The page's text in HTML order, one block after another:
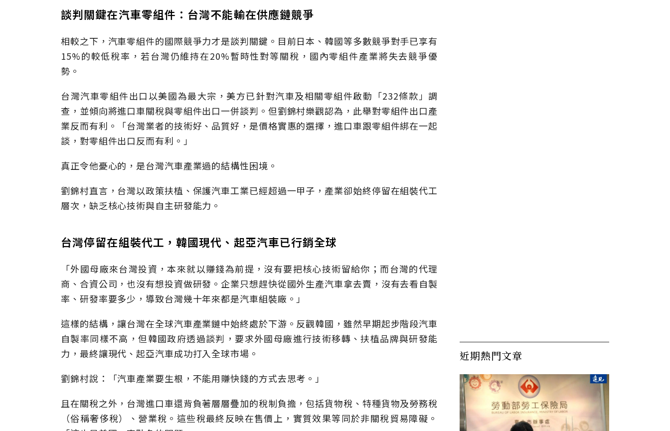
談判關鍵在汽車零組件：台灣不能輸在供應鏈競爭
相較之下，汽車零組件的國際競爭力才是談判關鍵。目前日本、韓國等多數競爭對手已享有
15%的較低稅率，若台灣仍維持在20%暫時性對等關稅，國內零組件產業將失去競爭優
勢。
台灣汽車零組件出口以美國為最大宗，美方已針對汽車及相關零組件啟動「232條款」調
查，並傾向將進口車關稅與零組件出口一併談判。但劉錦村樂觀認為，此舉對零組件出口產
業反而有利。「台灣業者的技術好、品質好，是價格實惠的選擇，進口車跟零組件綁在一起
談，對零組件出口反而有利。」
真正令他憂心的，是台灣汽車產業過的結構性困境。
劉錦村直言，台灣以政策扶植、保護汽車工業已經超過一甲子，產業卻始終停留在組裝代工
層次，缺乏核心技術與自主研發能力。
台灣停留在組裝代工，韓國現代、起亞汽車已行銷全球
「外國母廠來台灣投資，本來就以賺錢為前提，沒有要把核心技術留給你；而台灣的代理
商、合資公司，也沒有想投資做研發。企業只想趕快從國外生產汽車拿去賣，沒有去看自製
率、研發率要多少，導致台灣幾十年來都是汽車組裝廠。」
這樣的結構，讓台灣在全球汽車產業鏈中始終處於下游。反觀韓國，雖然早期起步階段汽車
自製率同樣不高，但韓國政府透過談判，要求外國母廠進行技術移轉、扶植品牌與研發能
力，最終讓現代、起亞汽車成功打入全球市場。
劉錦村說：「汽車產業要生根，不能用賺快錢的方式去思考。」
且在關稅之外，台灣進口車還背負著層層疊加的稅制負擔，包括貨物稅、特種貨物及勞務稅
（俗稱奢侈稅）、營業稅。這些稅最終反映在售價上，實質效果等同於非關稅貿易障礙。
近期熱門文章